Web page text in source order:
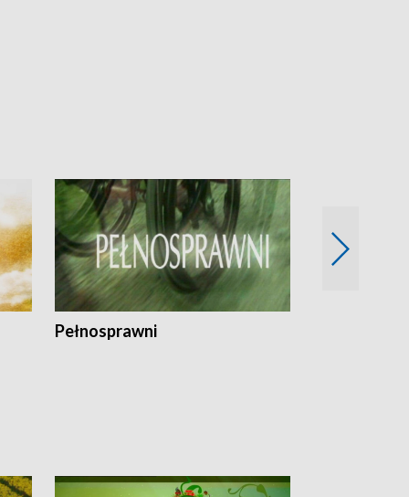
Pełnosprawni